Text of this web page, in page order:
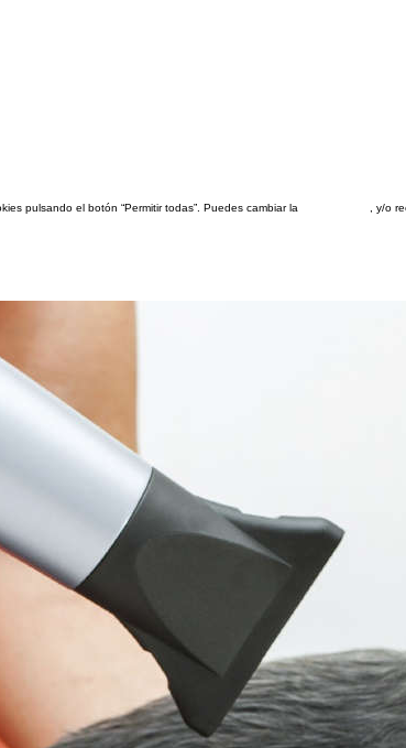
pulsando el botón “Permitir todas”. Puedes cambiar la
, y/o